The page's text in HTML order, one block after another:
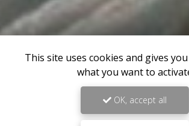
This site uses cookies and gives
what you want to
OK, accept all